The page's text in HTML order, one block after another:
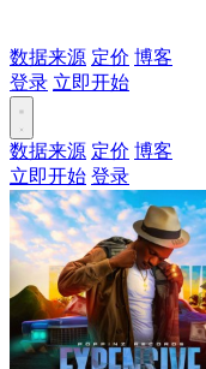
数据来源 定价 博客
登录 立即开始
数据来源 定价 博客
立即开始 登录